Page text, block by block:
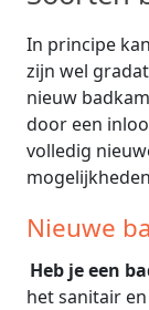
In principe
zijn wel
nieuw
door een
volledig
Nieuwe
Heb je een
het sanitair